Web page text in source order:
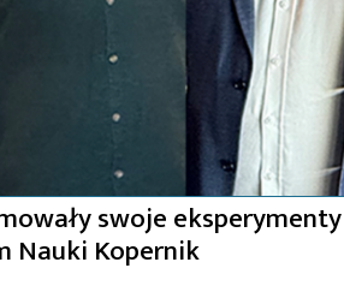
swoje eksperymenty
Nauki Kopernik